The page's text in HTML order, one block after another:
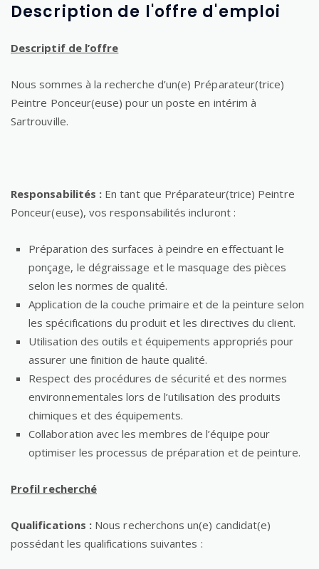
Description de l'offre d'emploi
Descriptif de l’offre
Nous sommes à la recherche d’un(e) Préparateur(trice)
Peintre Ponceur(euse) pour un poste en intérim à
Sartrouville.
Responsabilités : En tant que Préparateur(trice) Peintre
Ponceur(euse), vos responsabilités incluront :
Préparation des surfaces à peindre en effectuant le
ponçage, le dégraissage et le masquage des pièces
selon les normes de qualité.
Application de la couche primaire et de la peinture selon
les spécifications du produit et les directives du client.
Utilisation des outils et équipements appropriés pour
assurer une finition de haute qualité.
Respect des procédures de sécurité et des normes
environnementales lors de l’utilisation des produits
chimiques et des équipements.
Collaboration avec les membres de l’équipe pour
optimiser les processus de préparation et de peinture.
Profil recherché
Qualifications : Nous recherchons un(e) candidat(e)
possédant les qualifications suivantes :